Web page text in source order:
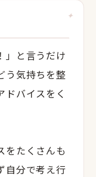
」と言うだけ
う気持ちを整
バイスをく
をたくさんも
自分で考え行